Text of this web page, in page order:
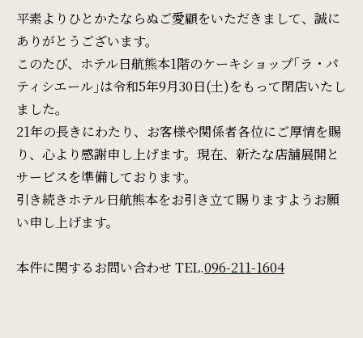
Sightseeing
周辺観光
Gallery
フォトギャラリー
One Harmony
平素よりひとかたならぬご愛顧をいただきまして、誠に
ありがとうございます。
このたび、ホテル日航熊本1階のケーキショップ｢ラ・パ
ティシエール｣は令和5年9月30日(土)をもって閉店いたし
ました。
21年の長きにわたり、お客様や関係者各位にご厚情を賜
り、心より感謝申し上げます。現在、新たな店舗展開と
サービスを準備しております。
引き続きホテル日航熊本をお引き立て賜りますようお願
い申し上げます。
本件に関するお問い合わせ TEL.096-211-1604